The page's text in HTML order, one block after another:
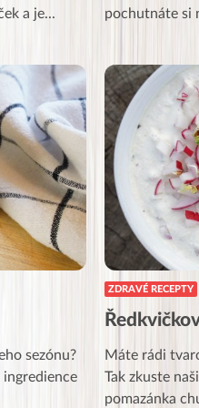
a je...
pochutnáte si
sezónu?
ZDRAVÉ RECEPTY
Máte rádi
Tak zkuste
pomazánka